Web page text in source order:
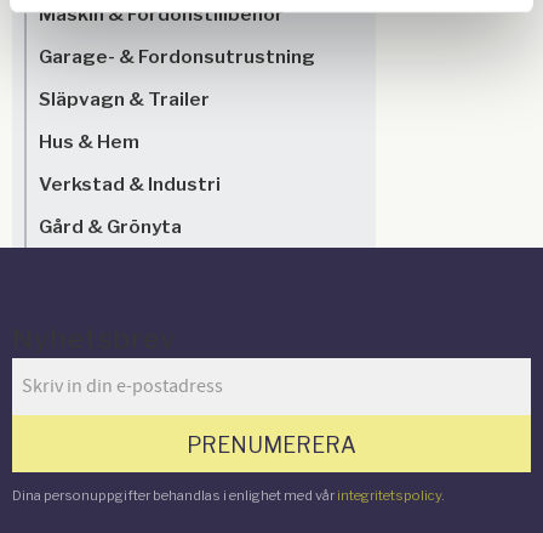
Maskin & Fordonstillbehör
Garage- & Fordonsutrustning
Släpvagn & Trailer
Hus & Hem
Verkstad & Industri
Gård & Grönyta
PRENUMERERA
Dina personuppgifter behandlas i enlighet med vår integritetspolicy.